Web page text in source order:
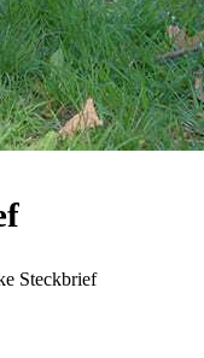
Steckbrief